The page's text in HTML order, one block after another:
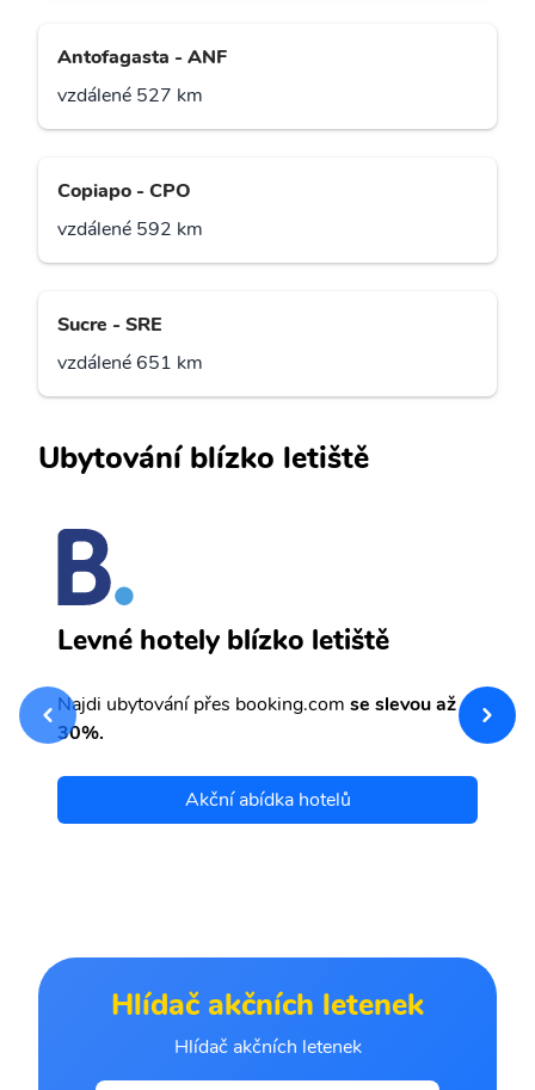
Antofagasta - ANF
vzdálené 527 km
Copiapo - CPO
vzdálené 592 km
Sucre - SRE
vzdálené 651 km
Ubytování blízko letiště
Levné hotely blízko letiště
Najdi ubytování přes booking.com se slevou až
30%.
Akční abídka hotelů
Hlídač akčních letenek
Hlídač akčních letenek